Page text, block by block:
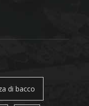
di bacco